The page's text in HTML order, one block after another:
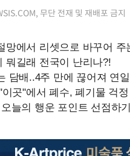
무단 전재 및 재배포 금지